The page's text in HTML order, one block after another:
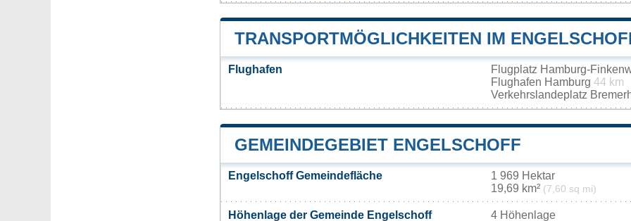
TRANSPORTMÖGLICHKEITEN IM
Flughafen Flugplatz Hamburg-
Flughafen Hamburg 44 km
Verkehrslandeplatz
GEMEINDEGEBIET ENGELSCHOFF
Engelschoff Gemeindefläche
1 969 Hektar
19,69 km² (7,60 sq mi)
Höhenlage der Gemeinde Engelschoff 4 Höhenlage